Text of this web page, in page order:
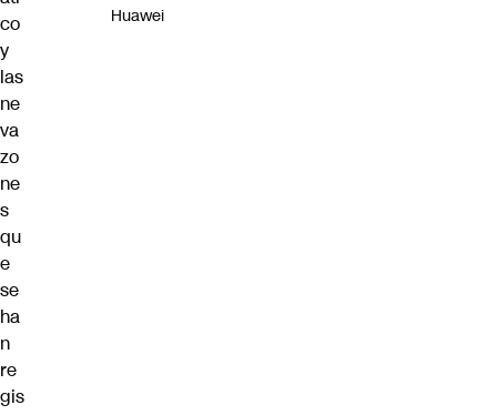
co
y
las
ne
va
zo
ne
s
qu
e
se
ha
n
re
gis
Huawei